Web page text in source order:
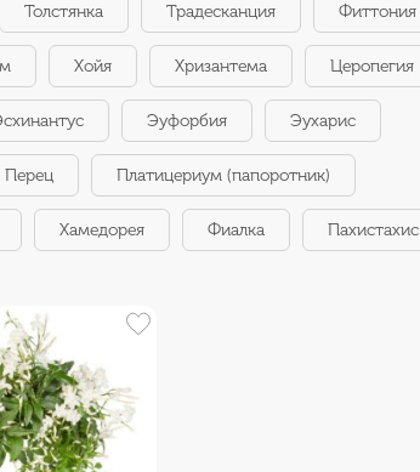
Толстянка Традесканция Фиттония
Хойя Хризантема Церопегия
Эуфорбия Эухарис
Перец Платицериум (папоротник)
Хамедорея Фиалка Пахистахис